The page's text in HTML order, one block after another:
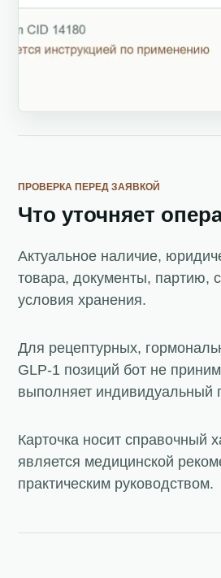
ПРОВЕРКА ПЕРЕД ЗАЯВКОЙ
Что уточняет
Актуальное наличие,
товара, документы, партию,
условия хранения.
Для рецептурных,
GLP-1 позиций бот не
выполняет индивидуальный
Карточка носит справочный
является медицинской
практическим руководством.